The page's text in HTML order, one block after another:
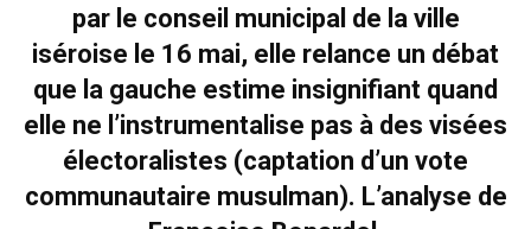
par le conseil municipal de la ville
iséroise le 16 mai, elle relance un débat
que la gauche estime insignifiant quand
elle ne l’instrumentalise pas à des visées
électoralistes (captation d’un vote
communautaire musulman). L’analyse de